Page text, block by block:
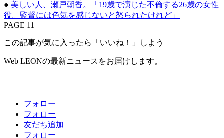
● 美しい人、瀬戸朝香。「19歳で演じた不倫する26歳の女性
役。監督には色気を感じないと怒られたけれど」
PAGE 11
この記事が気に入ったら「いいね！」しよう
Web LEONの最新ニュースをお届けします。
フォロー
フォロー
友だち追加
フォロー